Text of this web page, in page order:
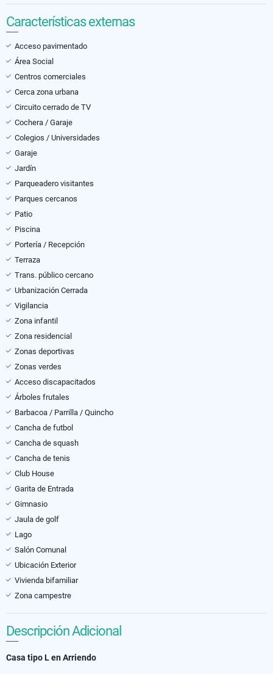
Características externas
Acceso pavimentado
Área Social
Centros comerciales
Cerca zona urbana
Circuito cerrado de TV
Cochera / Garaje
Colegios / Universidades
Garaje
Jardín
Parqueadero visitantes
Parques cercanos
Patio
Piscina
Portería / Recepción
Terraza
Trans. público cercano
Urbanización Cerrada
Vigilancia
Zona infantil
Zona residencial
Zonas deportivas
Zonas verdes
Acceso discapacitados
Árboles frutales
Barbacoa / Parrilla / Quincho
Cancha de futbol
Cancha de squash
Cancha de tenis
Club House
Garita de Entrada
Gimnasio
Jaula de golf
Lago
Salón Comunal
Ubicación Exterior
Vivienda bifamiliar
Zona campestre
Descripción Adicional
Casa tipo L en Arriendo